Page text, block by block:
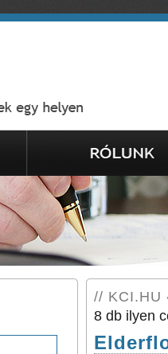
// KCI.HU
8 db ilyen